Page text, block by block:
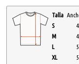
Talla
S
M
L
XL